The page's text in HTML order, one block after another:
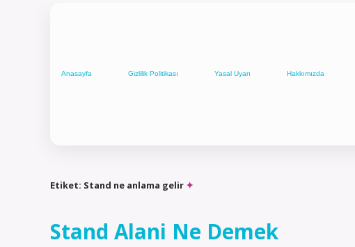
Anasayfa Gizlilik Politikası Yasal Uyarı Hakkımızda
Etiket: Stand ne anlama gelir
Stand Alani Ne Demek